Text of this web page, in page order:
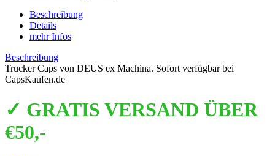
Beschreibung
Details
mehr Infos
Beschreibung
Trucker Caps von DEUS ex Machina. Sofort verfügbar bei
CapsKaufen.de
✓ GRATIS VERSAND ÜBER
€50,-